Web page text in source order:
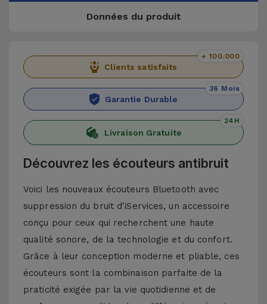
Données du produit
Clients satisfaits
+ 100.000
Garantie Durable
36 Mois
Livraison Gratuite
24H
Découvrez les écouteurs antibruit
Voici les nouveaux écouteurs Bluetooth avec
suppression du bruit d'iServices, un accessoire
conçu pour ceux qui recherchent une haute
qualité sonore, de la technologie et du confort.
Grâce à leur conception moderne et pliable, ces
écouteurs sont la combinaison parfaite de la
praticité exigée par la vie quotidienne et de